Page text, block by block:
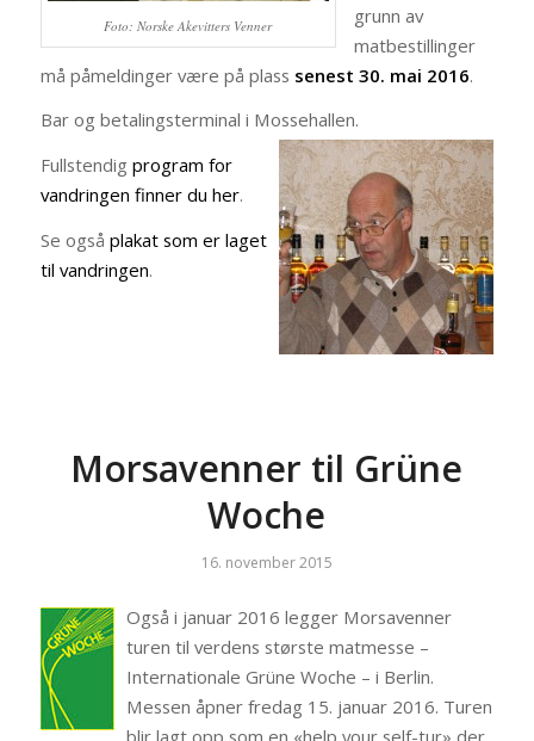
Foto: Norske Akevitters Venner
grunn av
matbestillinger
må påmeldinger være på plass senest 30. mai 2016.
Bar og betalingsterminal i Mossehallen.
Fullstendig program for
vandringen finner du her.
Se også plakat som er laget
til vandringen.
Morsavenner til Grüne
Woche
16. november 2015
Også i januar 2016 legger Morsavenner
turen til verdens største matmesse –
Internationale Grüne Woche – i Berlin.
Messen åpner fredag 15. januar 2016. Turen